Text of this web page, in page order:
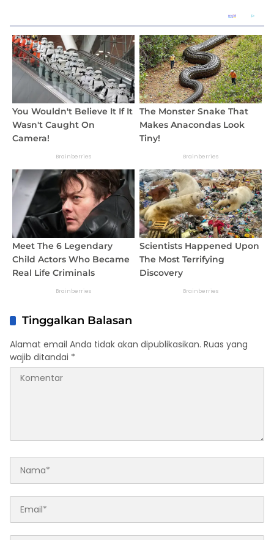
Tinggalkan Balasan
Alamat email Anda tidak akan dipublikasikan. Ruas yang
wajib ditandai *